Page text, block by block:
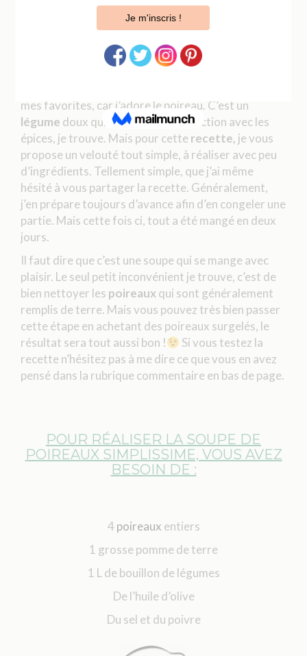
mes favorites, car j’adore le poireau. C’est un
légume doux qui se marie à la perfection avec les
épices, je trouve. Mais pour cetterecette, je vous
propose un velouté tout simple, à réaliser avec peu
d’ingrédients. Tellement simple, que j’ai même
hésité à vous partager la recette. Généralement,
j’en prépare toujours d’avance afin d’en congeler une
partie. Mais cette fois ci, tout a été mangé en deux
jours.
Il faut dire que c’est une soupe qui se mange avec
plaisir. Le seul petit inconvénient je trouve, c’est de
bien nettoyer les poireauxqui sont généralement
remplis de terre. Mais vous pouvez très bien passer
cette étape en achetant des poireaux surgelés, le
résultat sera tout aussi bon !
Si vous testez la
recette n’hésitez pas à me dire ce que vous en avez
pensé dans la rubrique commentaire en bas de page.
POUR RÉALISER LA SOUPE DE
POIREAUX SIMPLISSIME, VOUS AVEZ
BESOIN DE :
4 poireaux entiers
1 grosse pomme de terre
1 L de bouillon de légumes
De l’huile d’olive
Du sel et du poivre